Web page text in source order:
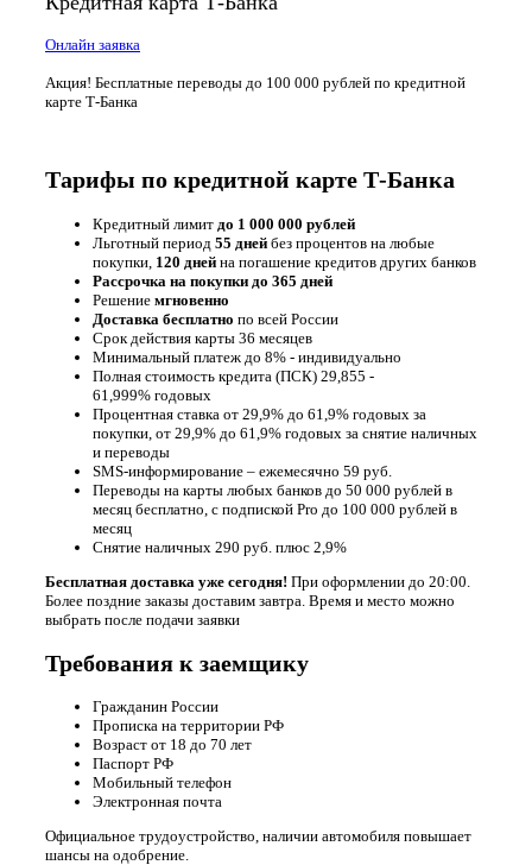
Онлайн заявка
Акция! Бесплатные переводы до 100 000 рублей по кредитной
карте Т-Банка
Тарифы по кредитной карте Т-Банка
Кредитный лимит до 1 000 000 рублей
Льготный период 55 дней без процентов на любые
покупки, 120 дней на погашение кредитов других банков
Рассрочка на покупки до 365 дней
Решение мгновенно
Доставка бесплатно по всей России
Срок действия карты 36 месяцев
Минимальный платеж до 8% - индивидуально
Полная стоимость кредита (ПСК) 29,855 -
61,999% годовых
Процентная ставка от 29,9% до 61,9% годовых за
покупки, от 29,9% до 61,9% годовых за снятие наличных
и переводы
SMS-информирование – ежемесячно 59 руб.
Переводы на карты любых банков до 50 000 рублей в
месяц бесплатно, с подпиской Pro до 100 000 рублей в
месяц
Снятие наличных 290 руб. плюс 2,9%
Бесплатная доставка уже сегодня! При оформлении до 20:00.
Более поздние заказы доставим завтра. Время и место можно
выбрать после подачи заявки
Требования к заемщику
Гражданин России
Прописка на территории РФ
Возраст от 18 до 70 лет
Паспорт РФ
Мобильный телефон
Электронная почта
Официальное трудоустройство, наличии автомобиля повышает
шансы на одобрение.